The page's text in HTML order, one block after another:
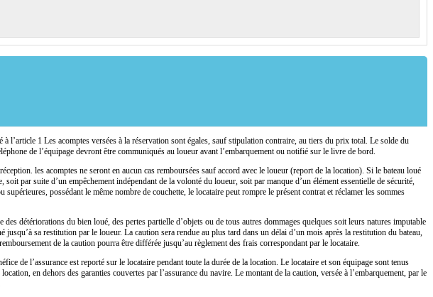
1 Les acomptes versées à la réservation sont égales, sauf stipulation contraire, au tiers du prix total. Le solde du
de l’équipage devront être communiqués au loueur avant l’embarquement ou notifié sur le livre de bord.
les acomptes ne seront en aucun cas remboursées sauf accord avec le loueur (report de la location). Si le bateau loué
par suite d’un empêchement indépendant de la volonté du loueur, soit par manque d’un élément essentielle de sécurité,
possédant le même nombre de couchette, le locataire peut rompre le présent contrat et réclamer les sommes
détériorations du bien loué, des pertes partielle d’objets ou de tous autres dommages quelques soit leurs natures imputable
sa restitution par le loueur. La caution sera rendue au plus tard dans un délai d’un mois après la restitution du bateau,
de la caution pourra être différée jusqu’au règlement des frais correspondant par le locataire.
de l’assurance est reporté sur le locataire pendant toute la durée de la location. Le locataire et son équipage sont tenus
en dehors des garanties couvertes par l’assurance du navire. Le montant de la caution, versée à l’embarquement, par le